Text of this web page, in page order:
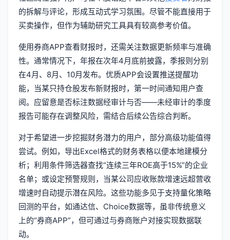
的拆解与评论，形成互动式学习氛围。尽管不能直接用于
买卖操作，但作为辅助研究工具具有较高参考价值。
使用券商APP查看财报时，还需关注数据更新频率与准确
性。通常情况下，年报在次年4月底前披露，季报则分别
在4月、8月、10月发布。优质APP会设置推送提醒功
能，当某只持仓股发布新财报时，第一时间通知用户查
阅。应留意是否标注数据经审计与否——未经审计的季度
报告可能存在调整风险，需结合后续公告综合判断。
对于希望进一步挖掘财务潜力的用户，部分高级功能值得
尝试。例如，导出Excel格式的财务表格以便本地建模分
析；利用条件筛选器查找“连续三年ROE高于15%”的企业
名单；或设定预警规则，当某公司应收账款增速远超营收
增速时自动提示潜在风险。这些功能多见于支持量化策略
回测的平台，如通达信、Choice数据等，虽非传统意义
上的“券商APP”，但可通过与券商账户对接实现数据联
动。